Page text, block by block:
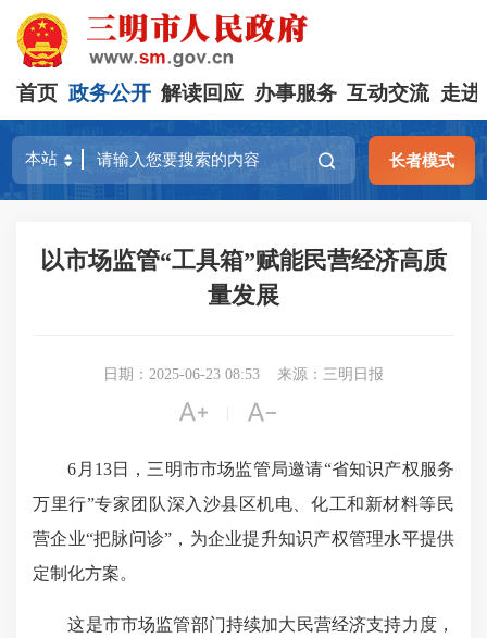
首页 政务公开 解读回应 办事服务 互动交流 走进
长者模式
以市场监管“工具箱”赋能民营经济高质
量发展
日期：2025-06-23 08:53 来源：三明日报
 
6月13日，三明市市场监管局邀请“省知识产权服务
万里行”专家团队深入沙县区机电、化工和新材料等民
营企业“把脉问诊”，为企业提升知识产权管理水平提供
定制化方案。
这是市市场监管部门持续加大民营经济支持力度，